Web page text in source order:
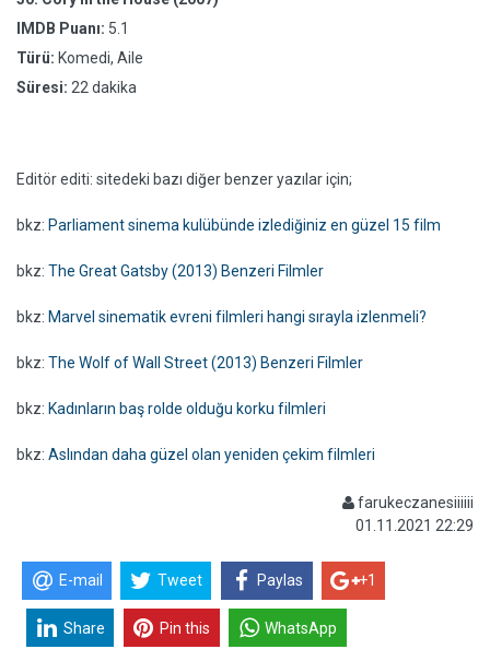
IMDB Puanı: 5.1
Türü: Komedi, Aile
Süresi: 22 dakika
Editör editi: sitedeki bazı diğer benzer yazılar için;
bkz: Parliament sinema kulübünde izlediğiniz en güzel 15 film
bkz: The Great Gatsby (2013) Benzeri Filmler
bkz: Marvel sinematik evreni filmleri hangi sırayla izlenmeli?
bkz: The Wolf of Wall Street (2013) Benzeri Filmler
bkz: Kadınların baş rolde olduğu korku filmleri
bkz: Aslından daha güzel olan yeniden çekim filmleri
farukeczanesiiiiii
01.11.2021 22:29
E-mail Tweet Paylas +1
Share Pin this WhatsApp